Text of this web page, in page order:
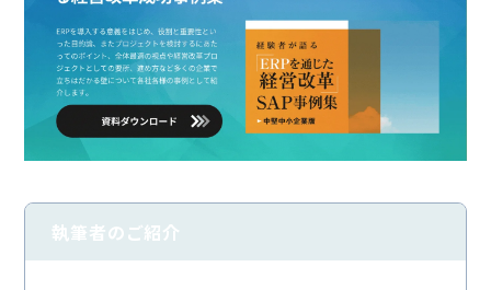
執筆者のご紹介